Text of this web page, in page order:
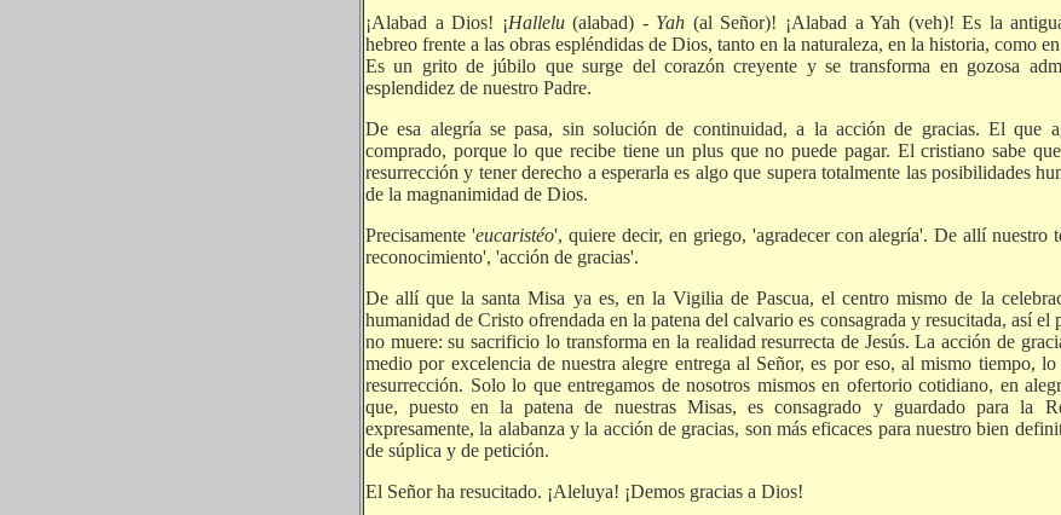
¡Alabad a Dios! ¡Hallelu(alabad) - Yah (al Señor)! ¡Alabad a Yah (veh)! Es la
hebreo frente a las obras espléndidas de Dios, tanto en la naturaleza, en la historia, como
Es un grito de júbilo que surge del corazón creyente y se transforma en gozosa
esplendidez de nuestro Padre.
De esa alegría se pasa, sin solución de continuidad, a la acción de gracias. El que
comprado, porque lo que recibe tiene un plus que no puede pagar. El cristiano sabe
resurrección y tener derecho a esperarla es algo que supera totalmente las posibilidades
de la magnanimidad de Dios.
Precisamente 'eucaristéo', quiere decir, en griego, 'agradecer con alegría'. De allí nuestro
reconocimiento', 'acción de gracias'.
De allí que la santa Misa ya es, en la Vigilia de Pascua, el centro mismo de la
humanidad de Cristo ofrendada en la patena del calvario es consagrada y resucitada, así el
no muere: su sacrificio lo transforma en la realidad resurrecta de Jesús. La acción de
medio por excelencia de nuestra alegre entrega al Señor, es por eso, al mismo tiempo,
resurrección. Solo lo que entregamos de nosotros mismos en ofertorio cotidiano, en
que, puesto en la patena de nuestras Misas, es consagrado y guardado para la
expresamente, la alabanza y la acción de gracias, son más eficaces para nuestro bien
de súplica y de petición.
El Señor ha resucitado. ¡Aleluya! ¡Demos gracias a Dios!